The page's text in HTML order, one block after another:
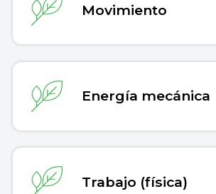
Movimiento
Energía mecánica
Trabajo (física)